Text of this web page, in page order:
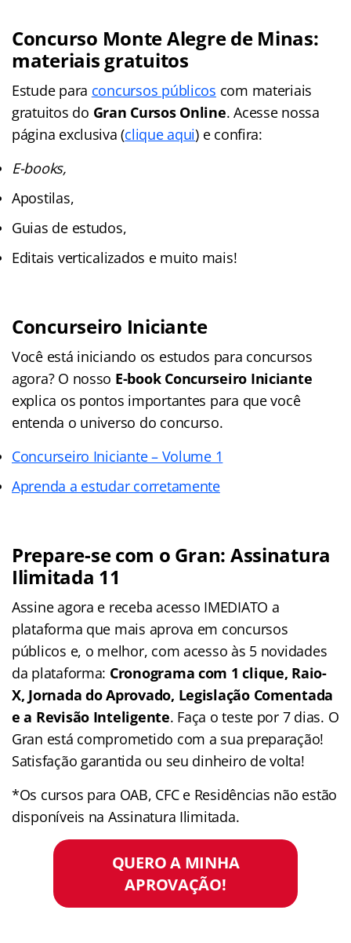
Concurso Monte Alegre de Minas:
materiais gratuitos
Estude para concursos públicos com materiais
gratuitos do Gran Cursos Online. Acesse nossa
página exclusiva (clique aqui) e confira:
E-books,
Apostilas,
Guias de estudos,
Editais verticalizados e muito mais!
Concurseiro Iniciante
Você está iniciando os estudos para concursos
agora? O nosso E-book Concurseiro Iniciante
explica os pontos importantes para que você
entenda o universo do concurso.
Concurseiro Iniciante – Volume 1
Aprenda a estudar corretamente
Prepare-se com o Gran: Assinatura
Ilimitada 11
Assine agora e receba acesso IMEDIATO a
plataforma que mais aprova em concursos
públicos e, o melhor, com acesso às 5 novidades
da plataforma: Cronograma com 1 clique, Raio-
X, Jornada do Aprovado, Legislação Comentada
e a Revisão Inteligente. Faça o teste por 7 dias. O
Gran está comprometido com a sua preparação!
Satisfação garantida ou seu dinheiro de volta!
*Os cursos para OAB, CFC e Residências não estão
disponíveis na Assinatura Ilimitada.
QUERO A MINHA
APROVAÇÃO!